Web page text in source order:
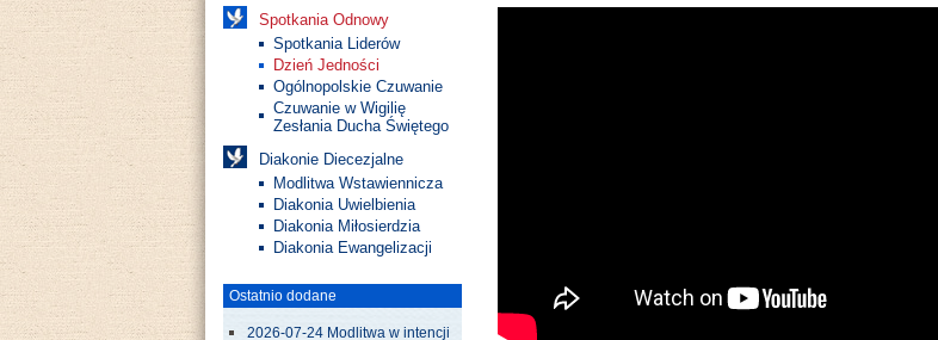
Spotkania Odnowy
Spotkania Liderów
Dzień Jedności
Ogólnopolskie Czuwanie
Czuwanie w Wigilię
Zesłania Ducha Świętego
Diakonie Diecezjalne
Modlitwa Wstawiennicza
Diakonia Uwielbienia
Diakonia Miłosierdzia
Diakonia Ewangelizacji
Ostatnio dodane
2026-07-24 Modlitwa w intencji